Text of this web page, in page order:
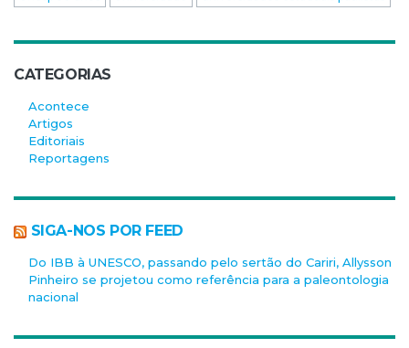
CATEGORIAS
Acontece
Artigos
Editoriais
Reportagens
SIGA-NOS POR FEED
Do IBB à UNESCO, passando pelo sertão do Cariri, Allysson
Pinheiro se projetou como referência para a paleontologia
nacional